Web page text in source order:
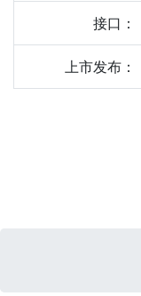
接口：
上市发布：